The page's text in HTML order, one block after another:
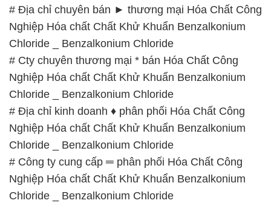
# Địa chỉ chuyên bán ► thương mại Hóa Chất Công
Nghiệp Hóa chất Chất Khử Khuẩn Benzalkonium
Chloride _ Benzalkonium Chloride
# Cty chuyên thương mại * bán Hóa Chất Công
Nghiệp Hóa chất Chất Khử Khuẩn Benzalkonium
Chloride _ Benzalkonium Chloride
# Địa chỉ kinh doanh ♦ phân phối Hóa Chất Công
Nghiệp Hóa chất Chất Khử Khuẩn Benzalkonium
Chloride _ Benzalkonium Chloride
# Công ty cung cấp ═ phân phối Hóa Chất Công
Nghiệp Hóa chất Chất Khử Khuẩn Benzalkonium
Chloride _ Benzalkonium Chloride